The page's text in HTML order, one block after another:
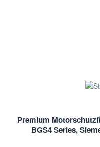
Premium
BGS4 Series,